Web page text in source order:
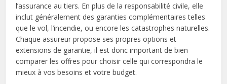
l’assurance au tiers. En plus de la responsabilité civile, elle
inclut généralement des garanties complémentaires telles
que le vol, l’incendie, ou encore les catastrophes naturelles.
Chaque assureur propose ses propres options et
extensions de garantie, il est donc important de bien
comparer les offres pour choisir celle qui correspondra le
mieux à vos besoins et votre budget.